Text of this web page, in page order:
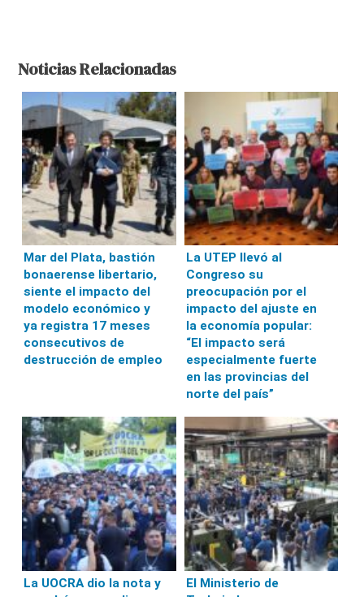
Noticias Relacionadas
Mar del Plata, bastión
bonaerense libertario,
siente el impacto del
modelo económico y
ya registra 17 meses
consecutivos de
destrucción de empleo
La UTEP llevó al
Congreso su
preocupación por el
impacto del ajuste en
la economía popular:
“El impacto será
especialmente fuerte
en las provincias del
norte del país”
La UOCRA dio la nota y
El Ministerio de